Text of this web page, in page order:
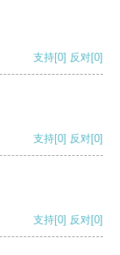
支持[0] 反对[0]
支持[0] 反对[0]
支持[0] 反对[0]